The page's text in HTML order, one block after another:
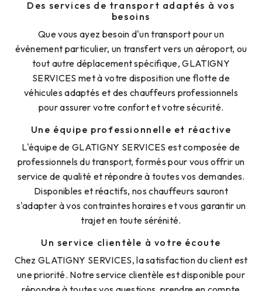
Des services de transport adaptés à vos
besoins
Que vous ayez besoin d'un transport pour un
événement particulier, un transfert vers un aéroport, ou
tout autre déplacement spécifique, GLATIGNY
SERVICES met à votre disposition une flotte de
véhicules adaptés et des chauffeurs professionnels
pour assurer votre confort et votre sécurité.
Une équipe professionnelle et réactive
L'équipe de GLATIGNY SERVICES est composée de
professionnels du transport, formés pour vous offrir un
service de qualité et répondre à toutes vos demandes.
Disponibles et réactifs, nos chauffeurs sauront
s'adapter à vos contraintes horaires et vous garantir un
trajet en toute sérénité.
Un service clientèle à votre écoute
Chez GLATIGNY SERVICES, la satisfaction du client est
une priorité. Notre service clientèle est disponible pour